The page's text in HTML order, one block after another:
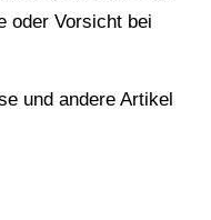
oder Vorsicht bei
und andere Artikel